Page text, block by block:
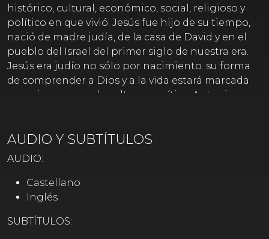
histórico, cultural, económico, social, religioso y
político en que vivió. Jesús fue hijo de su tiempo,
nació de madre judía, de la casa de David y en el
pueblo del Israel del primer siglo de nuestra era.
Jesús era judío no sólo por nacimiento. su forma
de comprender a Dios y a la vida estará marcada
para siempre por la cultura semítica. Antonio
la época en la que vivió Jesús de Nazaret. Gracias a
ellas podemos entender con mayor profundidad
irrumpió el mensaje de Jesucristo
AUDIO Y SUBTÍTULOS
AUDIO:
Castellano
Inglés
SUBTÍTULOS: